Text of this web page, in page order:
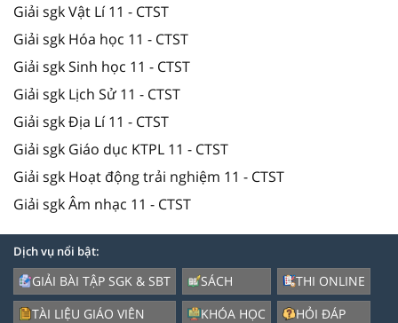
Giải sgk Vật Lí 11 - CTST
Giải sgk Hóa học 11 - CTST
Giải sgk Sinh học 11 - CTST
Giải sgk Lịch Sử 11 - CTST
Giải sgk Địa Lí 11 - CTST
Giải sgk Giáo dục KTPL 11 - CTST
Giải sgk Hoạt động trải nghiệm 11 - CTST
Giải sgk Âm nhạc 11 - CTST
Dịch vụ nổi bật:
GIẢI BÀI TẬP SGK & SBT
TÀI LIỆU GIÁO VIÊN
SÁCH
KHÓA HỌC
THI ONLINE
HỎI ĐÁP